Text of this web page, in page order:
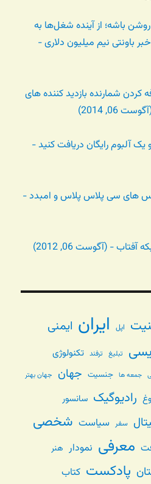
۱۷۳ – دلت روشن باشه؛ از آینده شغل‌ها به
باونتی نیم میلیون دلاری -
۰۰۴ – اضافه کردن شمارنده بازدید کننده های
06, 2014)
یک آلبوم رایگان دریافت کنید -
های سی پلاس پلاس و امبدد -
- (آگوست 06, 2012)
اپل ایران ایمنی
تبلیغ ترفند تکنولوژی
جمعه ها جنسیت جهان جهان بهتر
رادیوگیک سانسور
سفر سیاست شخصی
معرفی نمودار هنر
پادکست کتاب